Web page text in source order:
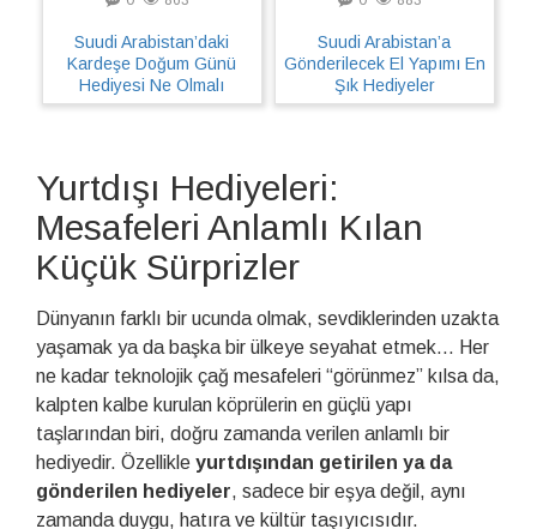
Suudi Arabistan’daki
Kardeşe Doğum Günü
Hediyesi Ne Olmalı
Suudi Arabistan’a
Gönderilecek El Yapımı En
Şık Hediyeler
Yurtdışı Hediyeleri:
Mesafeleri Anlamlı Kılan
Küçük Sürprizler
Dünyanın farklı bir ucunda olmak, sevdiklerinden uzakta
yaşamak ya da başka bir ülkeye seyahat etmek... Her
ne kadar teknolojik çağ mesafeleri “görünmez” kılsa da,
kalpten kalbe kurulan köprülerin en güçlü yapı
taşlarından biri, doğru zamanda verilen anlamlı bir
hediyedir. Özellikle yurtdışından getirilen ya da
gönderilen hediyeler, sadece bir eşya değil, aynı
zamanda duygu, hatıra ve kültür taşıyıcısıdır.